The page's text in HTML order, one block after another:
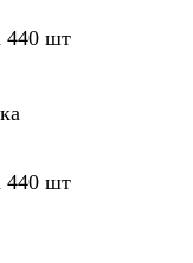
440 шт
440 шт